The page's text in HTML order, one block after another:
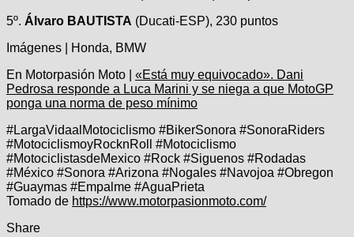
5º. Álvaro BAUTISTA (Ducati-ESP), 230 puntos
Imágenes | Honda, BMW
En Motorpasión Moto | «Está muy equivocado». Dani
Pedrosa responde a Luca Marini y se niega a que MotoGP
ponga una norma de peso mínimo
#LargaVidaalMotociclismo #BikerSonora #SonoraRiders
#MotociclismoyRocknRoll #Motociclismo
#MotociclistasdeMexico #Rock #Siguenos #Rodadas
#México #Sonora #Arizona #Nogales #Navojoa #Obregon
#Guaymas #Empalme #AguaPrieta
Tomado de https://www.motorpasionmoto.com/
Share